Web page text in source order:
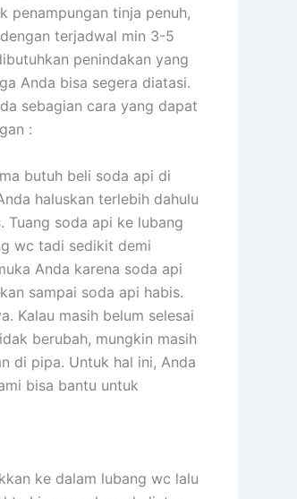
penampungan tinja penuh,
terjadwal min 3-5
penindakan yang
Anda bisa segera diatasi.
sebagian cara yang dapat
:
butuh beli soda api di
haluskan terlebih dahulu
Tuang soda api ke lubang
wc tadi sedikit demi
Anda karena soda api
sampai soda api habis.
Kalau masih belum selesai
berubah, mungkin masih
di pipa. Untuk hal ini, Anda
bisa bantu untuk
ke dalam lubang wc lalu